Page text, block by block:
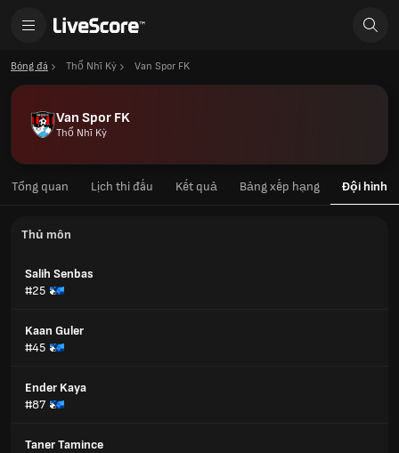
Bóng đá Thổ Nhĩ Kỳ Van Spor FK
Van Spor FK
Thổ Nhĩ Kỳ
Tổng quan Lịch thi đấu Kết quả Bảng xếp hạng Đội hình
Thủ môn
Salih Senbas
#25
Kaan Guler
#45
Ender Kaya
#87
Taner Tamince